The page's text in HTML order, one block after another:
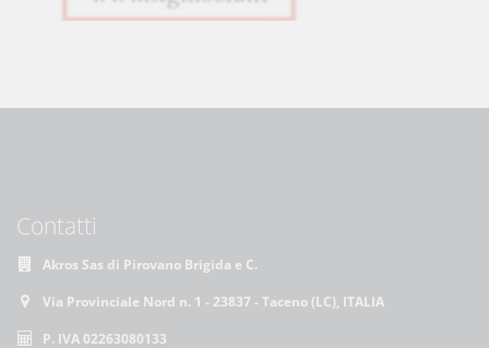
Contatti
Akros Sas di Pirovano Brigida e C.
Via Provinciale Nord n. 1 - 23837 - Taceno (LC), ITALIA
P. IVA 02263080133